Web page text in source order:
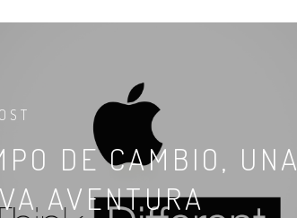
DE CAMBIO, UNA
AVENTURA